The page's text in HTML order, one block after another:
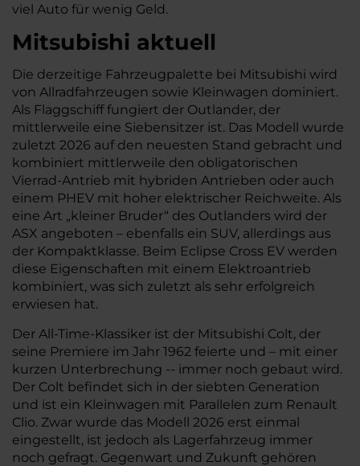
viel Auto für wenig Geld.
Mitsubishi aktuell
Die derzeitige Fahrzeugpalette bei Mitsubishi wird
von Allradfahrzeugen sowie Kleinwagen dominiert.
Als Flaggschiff fungiert der Outlander, der
mittlerweile eine Siebensitzer ist. Das Modell wurde
zuletzt 2026 auf den neuesten Stand gebracht und
kombiniert mittlerweile den obligatorischen
Vierrad-Antrieb mit hybriden Antrieben oder auch
einem PHEV mit hoher elektrischer Reichweite. Als
eine Art „kleiner Bruder“ des Outlanders wird der
ASX angeboten – ebenfalls ein SUV, allerdings aus
der Kompaktklasse. Beim Eclipse Cross EV werden
diese Eigenschaften mit einem Elektroantrieb
kombiniert, was sich zuletzt als sehr erfolgreich
erwiesen hat.
Der All-Time-Klassiker ist der Mitsubishi Colt, der
seine Premiere im Jahr 1962 feierte und – mit einer
kurzen Unterbrechung -- immer noch gebaut wird.
Der Colt befindet sich in der siebten Generation
und ist ein Kleinwagen mit Parallelen zum Renault
Clio. Zwar wurde das Modell 2026 erst einmal
eingestellt, ist jedoch als Lagerfahrzeug immer
noch gefragt. Gegenwart und Zukunft gehören